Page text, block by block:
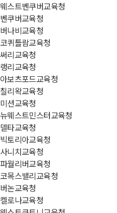
웨스트벤쿠버교육청
벤쿠버교육청
버나비교육청
코퀴틀람교육청
써리교육청
랭리교육청
아보츠포드교육청
칠리왁교육청
미션교육청
뉴웨스트민스터교육청
델타교육청
빅토리아교육청
사니치교육청
파월리버교육청
코목스밸리교육청
버논교육청
켈로나교육청